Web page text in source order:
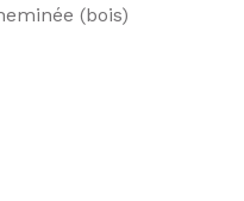
(bois)